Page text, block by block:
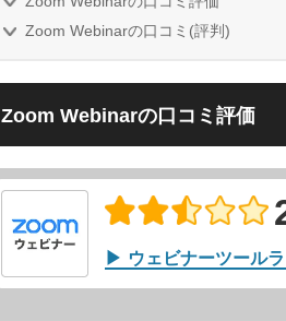
Zoom Webinarの口コミ(評判)
Zoom Webinarの口コミ評価
ウェビナーツール